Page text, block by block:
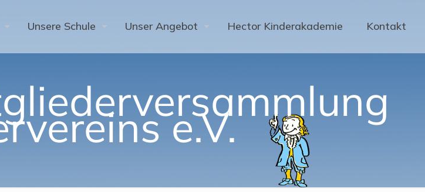
Unsere Schule Unser Angebot Hector Kinderakademie Kontakt
e.V.